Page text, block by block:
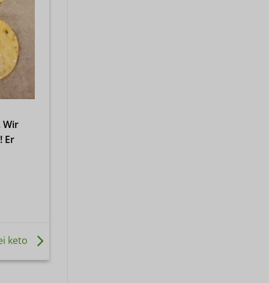
Wir
Er
keto